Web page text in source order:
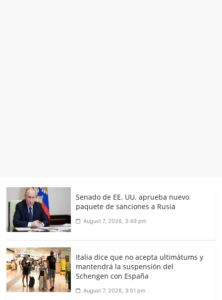
Senado de EE. UU. aprueba nuevo
paquete de sanciones a Rusia
August 7, 2026, 3:49 pm
Italia dice que no acepta ultimátums y
mantendrá la suspensión del
Schengen con España
August 7, 2026, 3:51 pm